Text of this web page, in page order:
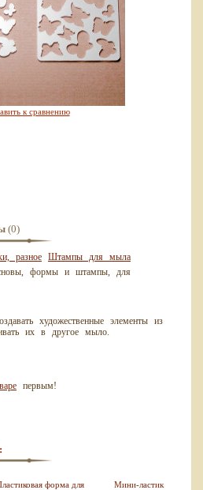
к сравнению
(0)
разное Штампы для мыла
формы и штампы, для
художественные элементы из
их в другое мыло.
первым!
форма для
Мини-ластик